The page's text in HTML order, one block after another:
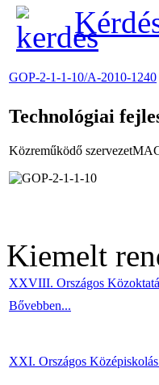
GOP-2-1-1-10/A-2010-1240
Technológiai
Közreműködő
Kiemelt
XXVIII. Országos
Bővebben...
XXI. Országos